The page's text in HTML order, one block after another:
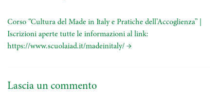
Corso “Cultura del Made in Italy e Pratiche dell’Accoglienza” |
Iscrizioni aperte tutte le informazioni al link:
https://www.scuolaiad.it/madeinitaly/ →
Lascia un commento